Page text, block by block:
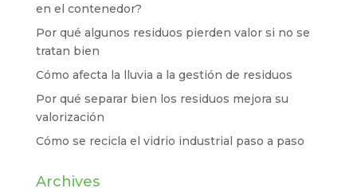
en el contenedor?
Por qué algunos residuos pierden valor si no se
tratan bien
Cómo afecta la lluvia a la gestión de residuos
Por qué separar bien los residuos mejora su
valorización
Cómo se recicla el vidrio industrial paso a paso
Archives